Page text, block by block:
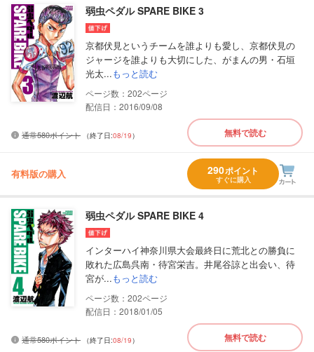
弱虫ペダル SPARE BIKE 3
京都伏見というチームを誰よりも愛し、京都伏見の
ジャージを誰よりも大切にした、がまんの男・石垣
光太...もっと読む
202
配信日：2016/09/08
通常580ポイント （終了日:08/19） 無料で読む
有料版の購入 290ポイント
すぐに購入
弱虫ペダル SPARE BIKE 4
インターハイ神奈川県大会最終日に荒北との勝負に
敗れた広島呉南・待宮栄吉。井尾谷諒と出会い、待
宮が...もっと読む
202
配信日：2018/01/05
通常580ポイント （終了日:08/19） 無料で読む